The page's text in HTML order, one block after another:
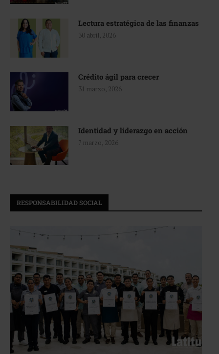
Lectura estratégica de las finanzas
30 abril, 2026
Crédito ágil para crecer
31 marzo, 2026
Identidad y liderazgo en acción
7 marzo, 2026
RESPONSABILIDAD SOCIAL